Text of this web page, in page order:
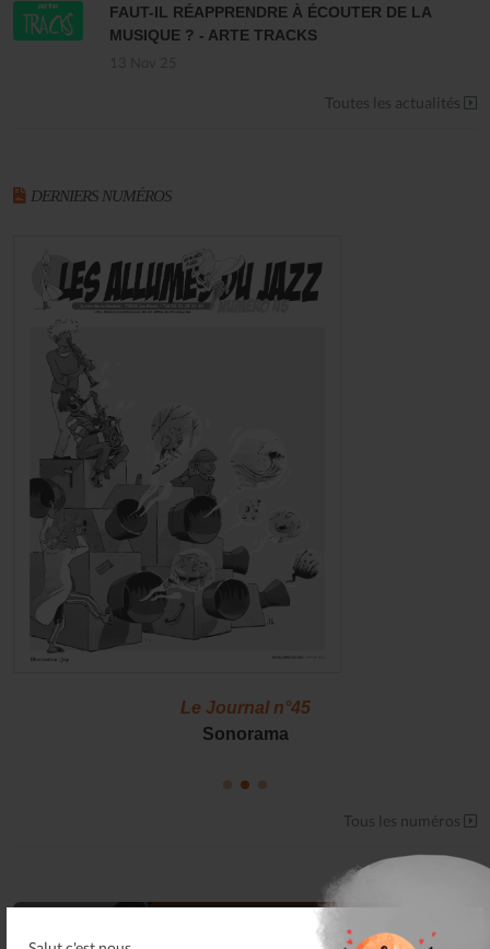
FAUT-IL RÉAPPRENDRE À ÉCOUTER DE LA
MUSIQUE ? - ARTE TRACKS
Toutes les actualités
DERNIERS NUMÉROS
Le Journal n°45
Sonorama
Tous les numéros